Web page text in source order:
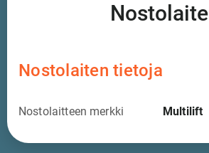
Nostolaite
Nostolaiten tietoja
Nostolaitteen merkki Multilift